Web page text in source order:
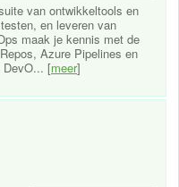
van ontwikkeltools en
en leveren van
maak je kennis met de
Azure Pipelines en
DevO... [meer]